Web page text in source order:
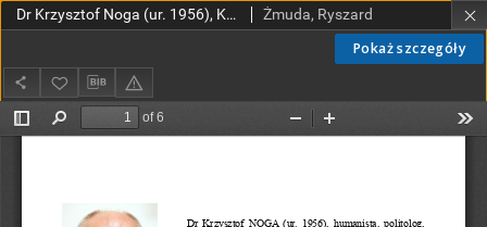
Pokaż szczegóły
Dr Krzysztof Noga (ur. 1956), Katowice – SAM/SUM Żmuda, Ryszard